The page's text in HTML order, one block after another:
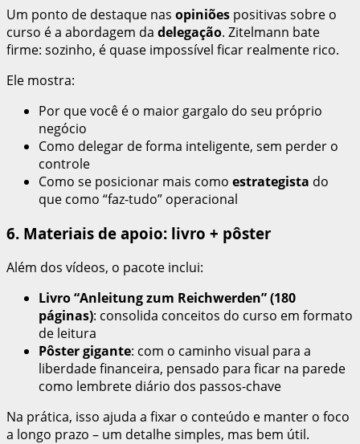
Um ponto de destaque nas opiniões positivas sobre o
curso é a abordagem da delegação. Zitelmann bate
firme: sozinho, é quase impossível ficar realmente rico.
Ele mostra:
Por que você é o maior gargalo do seu próprio
negócio
Como delegar de forma inteligente, sem perder o
controle
Como se posicionar mais como estrategista do
que como “faz-tudo” operacional
6. Materiais de apoio: livro + pôster
Além dos vídeos, o pacote inclui:
Livro “Anleitung zum Reichwerden” (180
páginas): consolida conceitos do curso em formato
de leitura
Pôster gigante: com o caminho visual para a
liberdade financeira, pensado para ficar na parede
como lembrete diário dos passos-chave
Na prática, isso ajuda a fixar o conteúdo e manter o foco
a longo prazo – um detalhe simples, mas bem útil.